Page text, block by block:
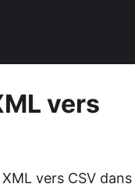
vers
vers CSV dans